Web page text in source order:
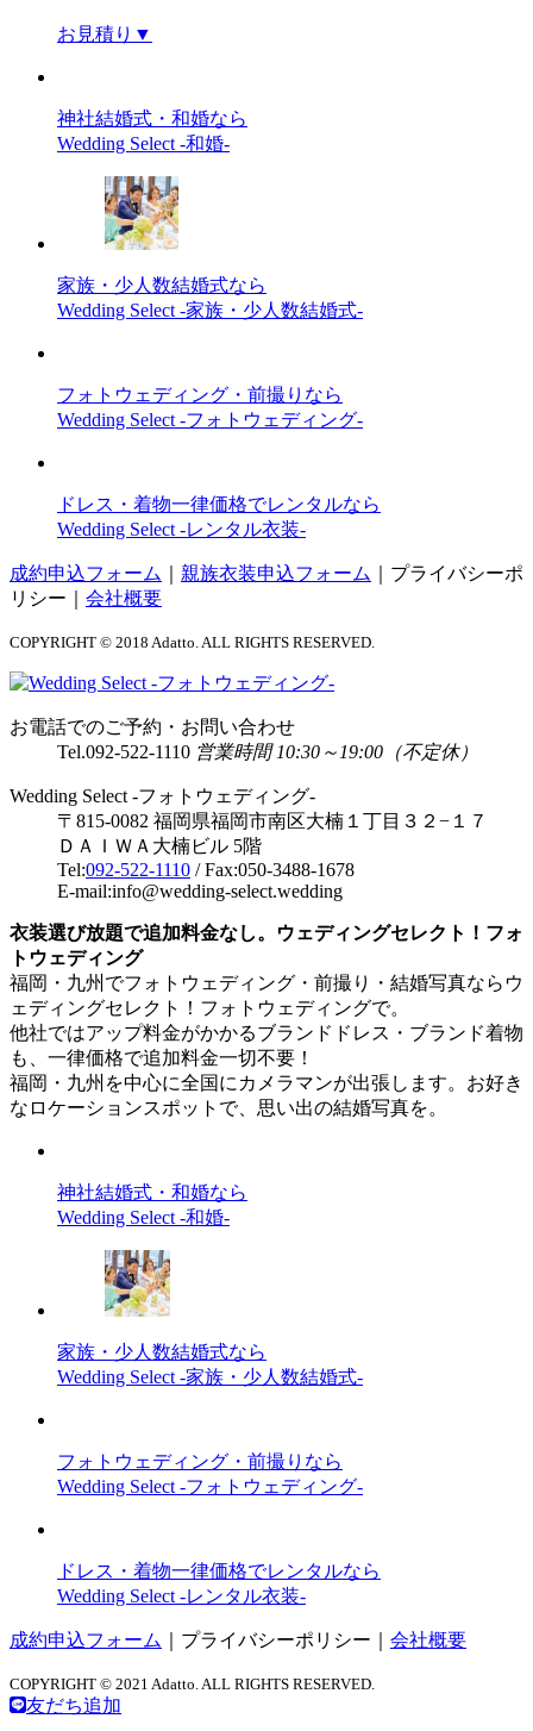
お見積り ▼
神社結婚式・和婚なら
Wedding Select -和婚-
家族・少人数結婚式なら
Wedding Select -家族・少人数結婚式-
フォトウェディング・前撮りなら
Wedding Select -フォトウェディング-
ドレス・着物一律価格でレンタルなら
Wedding Select -レンタル衣装-
成約申込フォーム 親族衣装申込フォーム
プライバシーポ
リシー
会社概要
COPYRIGHT © 2018 Adatto. ALL RIGHTS RESERVED.
お電話でのご予約・お問い合わせ
Tel.092-522-1110 営業時間 10:30～19:00（不定休）
Wedding Select -フォトウェディング-
〒815-0082 福岡県福岡市南区大楠１丁目３２−１７
ＤＡＩＷＡ大楠ビル 5階
Tel:092-522-1110 / Fax:050-3488-1678
E-mail:info@wedding-select.wedding
衣装選び放題で追加料金なし。ウェディングセレクト！フォ
トウェディング
福岡・九州でフォトウェディング・前撮り・結婚写真ならウ
ェディングセレクト！フォトウェディングで。
他社ではアップ料金がかかるブランドドレス・ブランド着物
も、一律価格で追加料金一切不要！
福岡・九州を中心に全国にカメラマンが出張します。お好き
なロケーションスポットで、思い出の結婚写真を。
神社結婚式・和婚なら
Wedding Select -和婚-
家族・少人数結婚式なら
Wedding Select -家族・少人数結婚式-
フォトウェディング・前撮りなら
Wedding Select -フォトウェディング-
ドレス・着物一律価格でレンタルなら
Wedding Select -レンタル衣装-
成約申込フォーム プライバシーポリシー 会社概要
COPYRIGHT © 2021 Adatto. ALL RIGHTS RESERVED.
友だち追加